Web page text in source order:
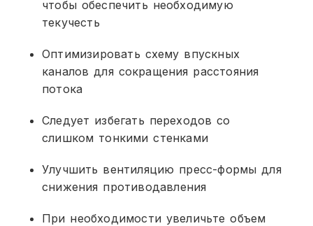
чтобы обеспечить необходимую
текучесть
Оптимизировать схему впускных
каналов для сокращения расстояния
потока
Следует избегать переходов со
слишком тонкими стенками
Улучшить вентиляцию пресс-формы для
снижения противодавления
При необходимости увеличьте объем